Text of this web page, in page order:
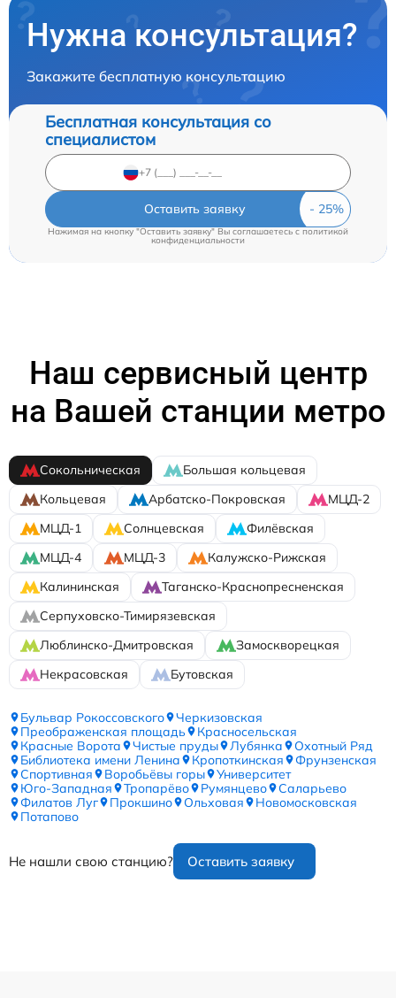
Нужна консультация?
Закажите бесплатную консультацию
Бесплатная консультация со
специалистом
Оставить заявку
Нажимая на кнопку "Оставить заявку" Вы соглашаетесь cполитикой
конфиденциальности
Наш сервисный центр
на Вашей станции метро
Сокольническая
Большая кольцевая
Кольцевая
Арбатско-Покровская
МЦД-2
МЦД-1
Солнцевская
Филёвская
МЦД-4
МЦД-3
Калужско-Рижская
Калининская
Таганско-Краснопресненская
Серпуховско-Тимирязевская
Люблинско-Дмитровская
Замоскворецкая
Некрасовская
Бутовская
Бульвар Рокоссовского
Черкизовская
Преображенская площадь
Красносельская
Красные Ворота
Чистые пруды Лубянка
Охотный Ряд
Библиотека имени Ленина
Кропоткинская
Фрунзенская
Спортивная
Воробьёвы горы
Университет
Юго-Западная
Тропарёво Румянцево
Саларьево
Филатов Луг
Прокшино Ольховая
Новомосковская
Потапово
Не нашли свою станцию? Оставить заявку